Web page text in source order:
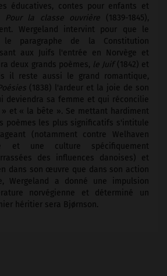
éducatives, contes pour enfants et
Pour la classe ouvrière (1839-1845),
Wergeland intervint pour que le
le paragraphe de la Constitution
aux Juifs l'entrée en Norvège et
deux grands poèmes, le Juif (1842) et
il reste aussi le grand romantique,
(1838) l'ardeur et la joie de son
deviendra sa femme et qui réconcilie
et « la bête ». Se mettant hardiment
poèmes les plus significatifs s'intitule
(notamment contre Welhaven
et une culture spécifiquement
des influences danoises) et
dans son œuvre que dans son action
Wergeland a donné une impulsion
norvégienne et déterminé un
héritier sera Bjørnson.